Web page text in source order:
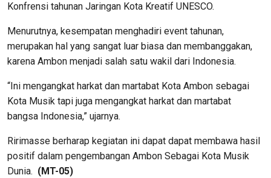
Konfrensi tahunan Jaringan Kota Kreatif UNESCO.
Menurutnya, kesempatan menghadiri event tahunan,
merupakan hal yang sangat luar biasa dan membanggakan,
karena Ambon menjadi salah satu wakil dari Indonesia.
“Ini mengangkat harkat dan martabat Kota Ambon sebagai
Kota Musik tapi juga mengangkat harkat dan martabat
bangsa Indonesia,” ujarnya.
Ririmasse berharap kegiatan ini dapat dapat membawa hasil
positif dalam pengembangan Ambon Sebagai Kota Musik
Dunia. (MT-05)